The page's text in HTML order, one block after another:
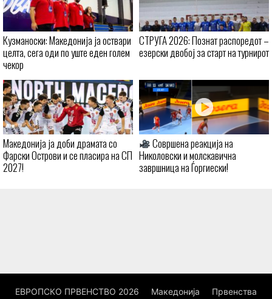
Кузманоски: Македонија ја оствари
целта, сега оди по уште еден голем
чекор
СТРУГА 2026: Познат распоредот –
езерски двобој за старт на турнирот
Македонија ја доби драмата со
Фарски Острови и се пласира на СП
2027!
Совршена реакција на
Николовски и молскавична
завршница на Ѓоргиески!
ЕВРОПСКО ПРВЕНСТВО 2026 Македонија Првенства